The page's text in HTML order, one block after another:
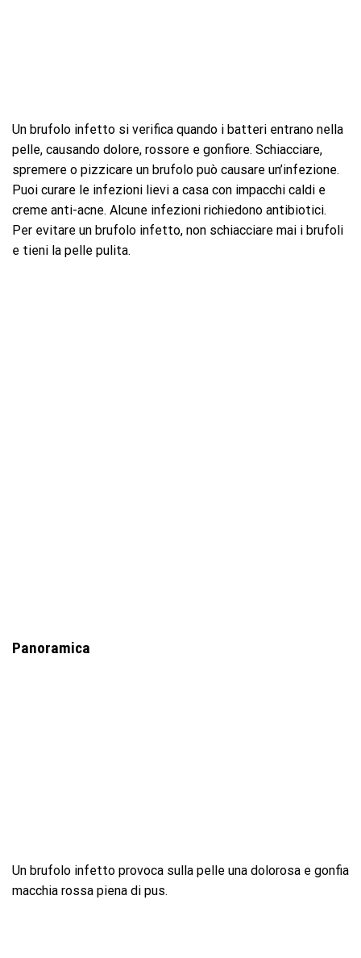
Un brufolo infetto si verifica quando i batteri entrano nella
pelle, causando dolore, rossore e gonfiore. Schiacciare,
spremere o pizzicare un brufolo può causare un’infezione.
Puoi curare le infezioni lievi a casa con impacchi caldi e
creme anti-acne. Alcune infezioni richiedono antibiotici.
Per evitare un brufolo infetto, non schiacciare mai i brufoli
e tieni la pelle pulita.
Panoramica
Un brufolo infetto provoca sulla pelle una dolorosa e gonfia
macchia rossa piena di pus.